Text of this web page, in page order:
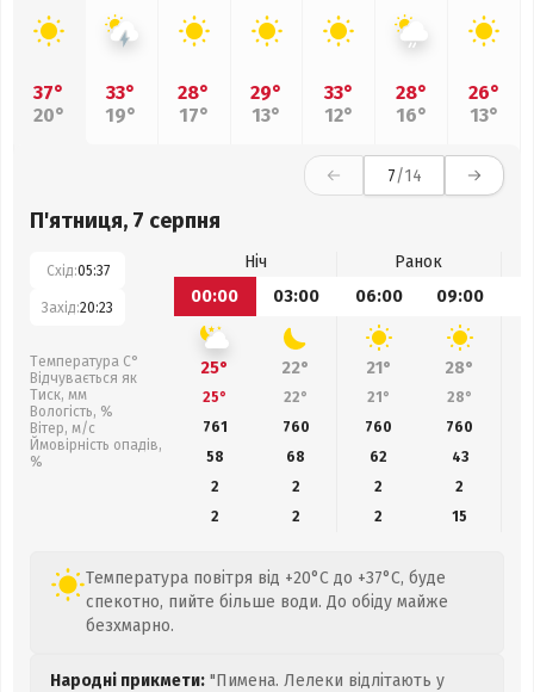
37°
20°
33°
19°
28°
17°
29°
13°
33°
12°
28°
16°
26°
13°
7/14
П'ятниця, 7 серпня
Схід:05:37
Захід:20:23
Температура С°
Відчувається як
Тиск, мм
Вологість, %
Вітер, м/с
Ймовірність опадів,
%
Ніч
Ранок
00:00
03:00 06:00 09:00
25° 22° 21° 28°
25° 22° 21° 28°
761
760 760 760
58
68 62 43
2
2 2
2
2
2 2 15
Температура повітря від +20°C до +37°C, буде
спекотно, пийте більше води. До обіду майже
безхмарно.
Народні прикмети: "Пимена. Лелеки відлітають у